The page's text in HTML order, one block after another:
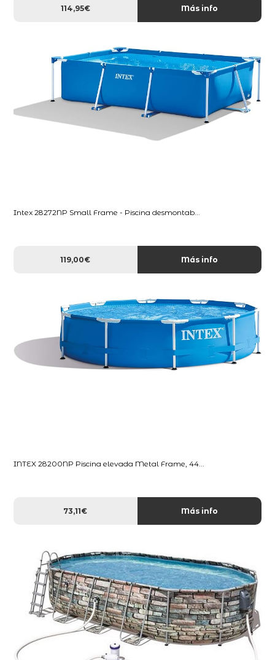
114,95€ Más info
Intex 28272NP Small Frame - Piscina desmontab...
119,00€ Más info
INTEX 28200NP Piscina elevada Metal Frame, 44...
73,11€ Más info